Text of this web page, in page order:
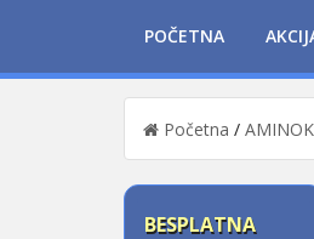
POČETNA
Početna /
BESPLATNA